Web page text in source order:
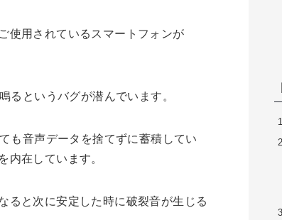
使用されているスマートフォンが
るというバグが潜んでいます。
も音声データを捨てずに蓄積してい
内在しています。
ると次に安定した時に破裂音が生じる